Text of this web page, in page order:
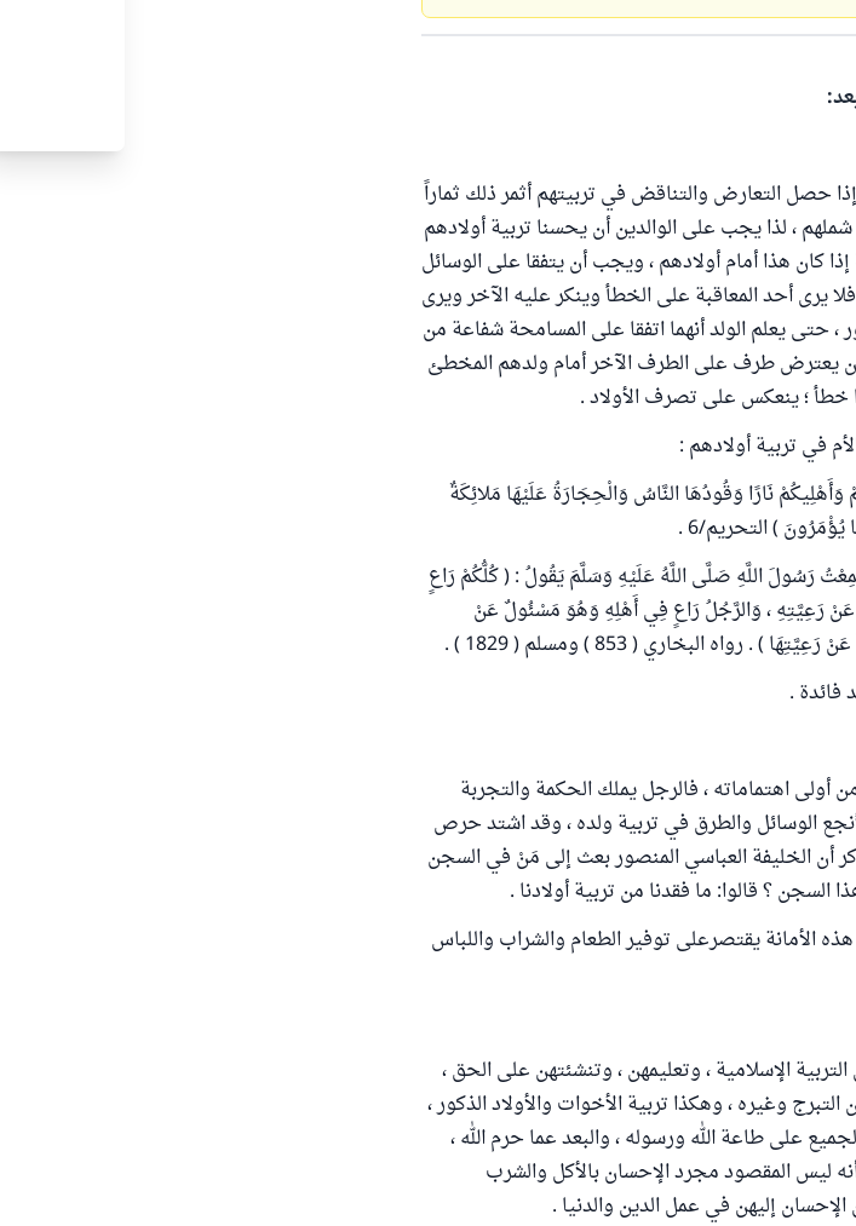
حصل التعارض والتناقض في تربيتهم أثمر ذلك ثماراً
، لذا يجب على الوالدين أن يحسنا تربية أولادهم
كان هذا أمام أولادهم ، ويجب أن يتفقا على الوسائل
يرى أحد المعاقبة على الخطأ وينكر عليه الآخر ويرى
حتى يعلم الولد أنهما اتفقا على المسامحة شفاعة من
يعترض طرف على الطرف الآخر أمام ولدهم المخطئ
؛ ينعكس على تصرف الأولاد .
في تربية أولادهم :
وَأَهْلِيكُمْ نَارًا وَقُودُهَا النَّاسُ وَالْحِجَارَةُ عَلَيْهَا مَلائِكَةٌ
) التحريم/6 .
رَسُولَ اللَّهِ صَلَّى اللَّهُ عَلَيْهِ وَسَلَّمَ يَقُولُ : ( كُلُّكُمْ رَاعٍ
رَعِيَّتِهِ ، وَالرَّجُلُ رَاعٍ فِي أَهْلِهِ وَهُوَ مَسْئُولٌ عَنْ
البخاري ( 853 ) ومسلم ( 1829 ) .
فائدة .
أولى اهتماماته ، فالرجل يملك الحكمة والتجربة
الوسائل والطرق في تربية ولده ، وقد اشتد حرص
أن الخليفة العباسي المنصور بعث إلى مَنْ في السجن
؟ قالوا: ما فقدنا من تربية أولادنا .
الأمانة يقتصرعلى توفير الطعام والشراب واللباس
الإسلامية ، وتعليمهن ، وتنشئتهن على الحق ،
وغيره ، وهكذا تربية الأخوات والأولاد الذكور ،
على طاعة الله ورسوله ، والبعد عما حرم الله ،
ليس المقصود مجرد الإحسان بالأكل والشرب
إليهن في عمل الدين والدنيا .